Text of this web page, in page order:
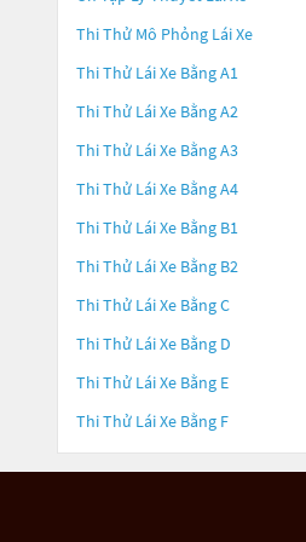
Thi Thử Mô Phỏng Lái Xe
Thi Thử Lái Xe Bằng A1
Thi Thử Lái Xe Bằng A2
Thi Thử Lái Xe Bằng A3
Thi Thử Lái Xe Bằng A4
Thi Thử Lái Xe Bằng B1
Thi Thử Lái Xe Bằng B2
Thi Thử Lái Xe Bằng C
Thi Thử Lái Xe Bằng D
Thi Thử Lái Xe Bằng E
Thi Thử Lái Xe Bằng F